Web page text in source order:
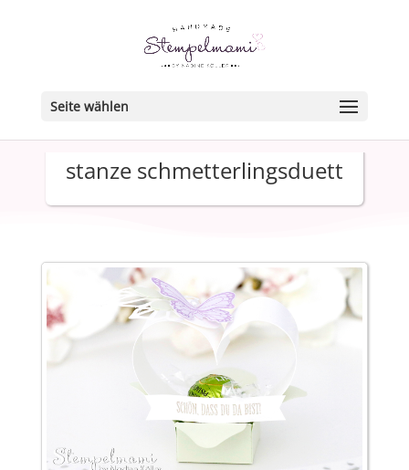
Seite wählen
stanze schmetterlingsduett